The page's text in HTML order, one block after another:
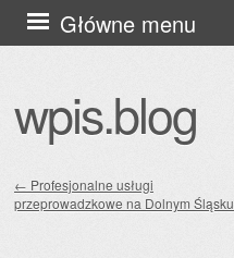
wpis.blog
Główne menu
Przejdź
do
Zobacz wpisy
← Profesjonalne usługi
przeprowadzkowe na Dolnym Śląsku